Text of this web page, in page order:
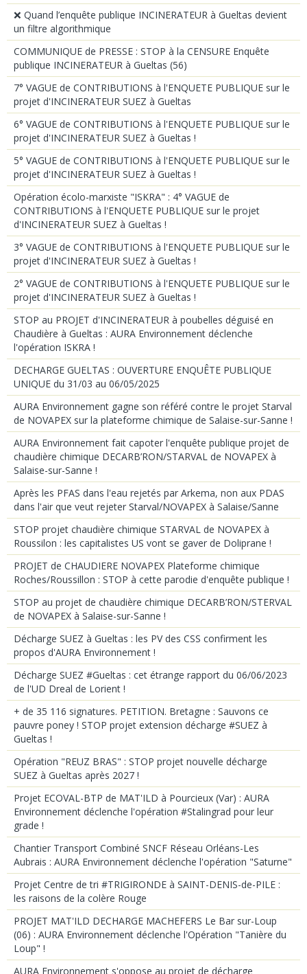
❌ Quand l’enquête publique INCINERATEUR à Gueltas devient
un filtre algorithmique
COMMUNIQUE de PRESSE : STOP à la CENSURE Enquête
publique INCINERATEUR à Gueltas (56)
7° VAGUE de CONTRIBUTIONS à l'ENQUETE PUBLIQUE sur le
projet d'INCINERATEUR SUEZ à Gueltas
6° VAGUE de CONTRIBUTIONS à l'ENQUETE PUBLIQUE sur le
projet d'INCINERATEUR SUEZ à Gueltas !
5° VAGUE de CONTRIBUTIONS à l'ENQUETE PUBLIQUE sur le
projet d'INCINERATEUR SUEZ à Gueltas !
Opération écolo-marxiste "ISKRA" : 4° VAGUE de
CONTRIBUTIONS à l'ENQUETE PUBLIQUE sur le projet
d'INCINERATEUR SUEZ à Gueltas !
3° VAGUE de CONTRIBUTIONS à l'ENQUETE PUBLIQUE sur le
projet d'INCINERATEUR SUEZ à Gueltas !
2° VAGUE de CONTRIBUTIONS à l'ENQUETE PUBLIQUE sur le
projet d'INCINERATEUR SUEZ à Gueltas !
STOP au PROJET d'INCINERATEUR à poubelles déguisé en
Chaudière à Gueltas : AURA Environnement déclenche
l'opération ISKRA !
DECHARGE GUELTAS : OUVERTURE ENQUÊTE PUBLIQUE
UNIQUE du 31/03 au 06/05/2025
AURA Environnement gagne son référé contre le projet Starval
de NOVAPEX sur la plateforme chimique de Salaise-sur-Sanne !
AURA Environnement fait capoter l'enquête publique projet de
chaudière chimique DECARB’RON/STARVAL de NOVAPEX à
Salaise-sur-Sanne !
Après les PFAS dans l'eau rejetés par Arkema, non aux PDAS
dans l'air que veut rejeter Starval/NOVAPEX à Salaise/Sanne
STOP projet chaudière chimique STARVAL de NOVAPEX à
Roussilon : les capitalistes US vont se gaver de Doliprane !
PROJET de CHAUDIERE NOVAPEX Plateforme chimique
Roches/Roussillon : STOP à cette parodie d'enquête publique !
STOP au projet de chaudière chimique DECARB’RON/STERVAL
de NOVAPEX à Salaise-sur-Sanne !
Décharge SUEZ à Gueltas : les PV des CSS confirment les
propos d'AURA Environnement !
Décharge SUEZ #Gueltas : cet étrange rapport du 06/06/2023
de l'UD Dreal de Lorient !
+ de 35 116 signatures. PETITION. Bretagne : Sauvons ce
pauvre poney ! STOP projet extension décharge #SUEZ à
Gueltas !
Opération "REUZ BRAS" : STOP projet nouvelle décharge
SUEZ à Gueltas après 2027 !
Projet ECOVAL-BTP de MAT'ILD à Pourcieux (Var) : AURA
Environnement déclenche l'opération #Stalingrad pour leur
grade !
Chantier Transport Combiné SNCF Réseau Orléans-Les
Aubrais : AURA Environnement déclenche l'opération "Saturne"
Projet Centre de tri #TRIGIRONDE à SAINT-DENIS-de-PILE :
les raisons de la colère Rouge
PROJET MAT'ILD DECHARGE MACHEFERS Le Bar sur-Loup
(06) : AURA Environnement déclenche l'Opération "Tanière du
Loup" !
AURA Environnement s'oppose au projet de décharge